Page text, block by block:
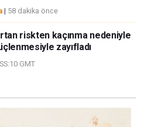
| 58 dakika önce
riskten kaçınma nedeniyle
zayıfladı
SS:10 GMT